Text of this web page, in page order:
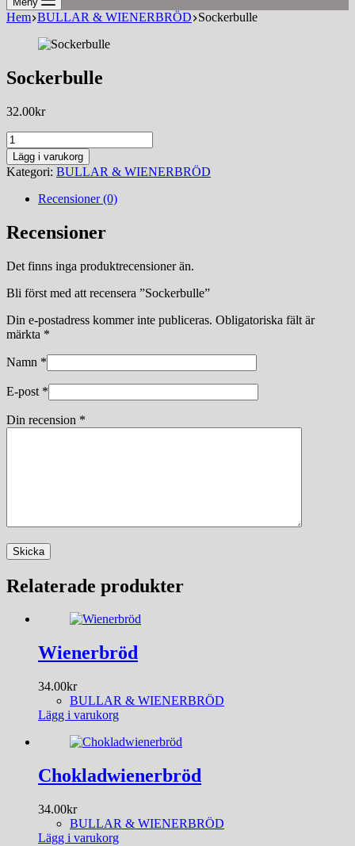
Hem BULLAR & WIENERBRÖD Sockerbulle
Sockerbulle
32.00kr
Sockerbulle
mängd
Lägg i varukorg
Kategori: BULLAR & WIENERBRÖD
Recensioner (0)
Recensioner
Det finns inga produktrecensioner än.
Bli först med att recensera ”Sockerbulle”
Din e-postadress kommer inte publiceras. Obligatoriska fält är
märkta *
Namn *
E-post *
Din recension *
Skicka
Relaterade produkter
Wienerbröd
34.00kr
BULLAR & WIENERBRÖD
Lägg i varukorg
Chokladwienerbröd
34.00kr
BULLAR & WIENERBRÖD
Lägg i varukorg